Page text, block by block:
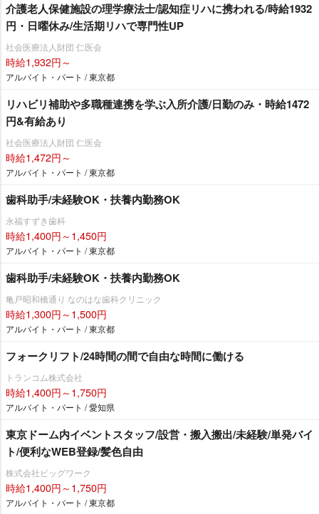
介護老人保健施設の理学療法士/認知症リハに携われる/時給1932
円・日曜休み/生活期リハで専門性UP
社会医療法人財団 仁医会
時給1,932円～
アルバイト・パート / 東京都
リハビリ補助や多職種連携を学ぶ入所介護/日勤のみ・時給1472
円&有給あり
社会医療法人財団 仁医会
時給1,472円～
アルバイト・パート / 東京都
歯科助手/未経験OK・扶養内勤務OK
永福すずき歯科
時給1,400円～1,450円
アルバイト・パート / 東京都
歯科助手/未経験OK・扶養内勤務OK
亀戸昭和橋通り なのはな歯科クリニック
時給1,300円～1,500円
アルバイト・パート / 東京都
フォークリフト/24時間の間で自由な時間に働ける
トランコム株式会社
時給1,400円～1,750円
アルバイト・パート / 愛知県
東京ドーム内イベントスタッフ/設営・搬入搬出/未経験/単発バイ
ト/便利なWEB登録/髪色自由
株式会社ビッグワーク
時給1,400円～1,750円
アルバイト・パート / 東京都